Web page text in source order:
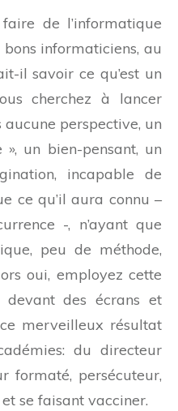
de l’informatique
informaticiens, au
il savoir ce qu’est un
cherchez à lancer
perspective, un
un bien-pensant, un
incapable de
ce qu’il aura connu –
-, n’ayant que
peu de méthode,
oui, employez cette
devant des écrans et
merveilleux résultat
du directeur
formaté, persécuteur,
se faisant vacciner.